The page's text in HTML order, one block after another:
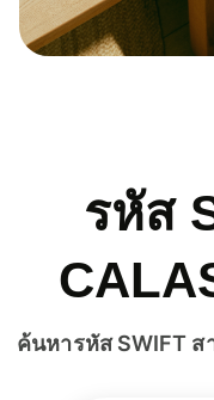
รหัส
ค้นหารหัส SWIFT ส